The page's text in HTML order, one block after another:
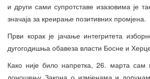
и други сами супротставе изазовима је
значаја за креирање позитивних промјена.
Први корак је јачање интегритета
дугогодишња обавеза власти Босне и
Како није било напретка, 26. марта сам